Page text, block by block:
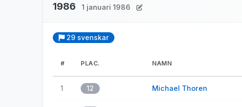
1986 1 januari 1986
29 svenskar
# PLAC. NAMN
1 12 Michael Thoren